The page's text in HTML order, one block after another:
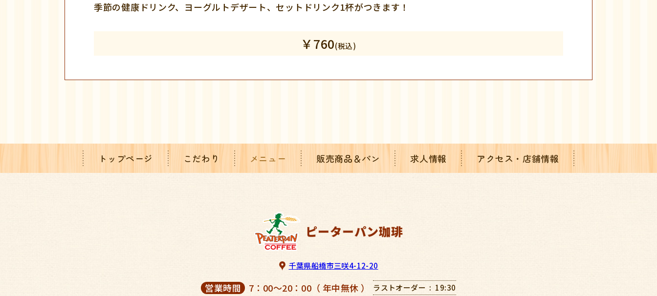
季節の健康ドリンク、ヨーグルトデザート、セットドリンク1杯がつきます！
￥760(税込)
トップページ こだわり メニュー 販売商品＆パン 求人情報 アクセス・店舗情報
千葉県船橋市三咲4-12-20
営業時間 7：00～20：00（ 年中無休 ） ラストオーダー 19:30